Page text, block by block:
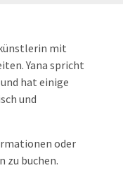
mit
Yana spricht
hat einige
und
oder
zu buchen.